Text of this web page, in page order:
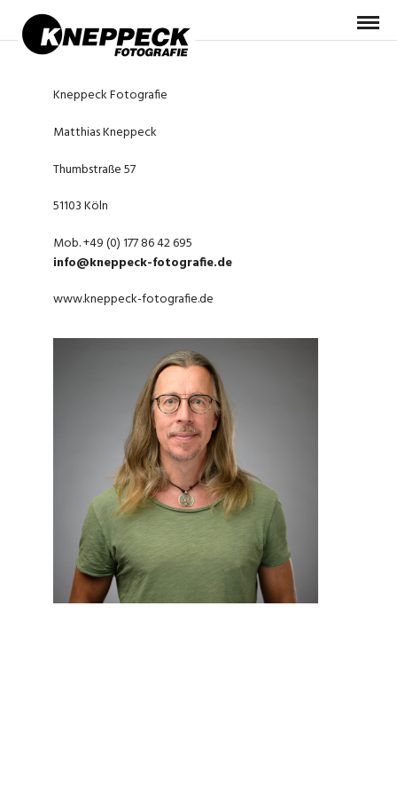
Kneppeck Fotografie
Matthias Kneppeck
Thumbstraße 57
51103 Köln
Mob. +49 (0) 177 86 42 695
info@kneppeck-fotografie.de
www.kneppeck-fotografie.de